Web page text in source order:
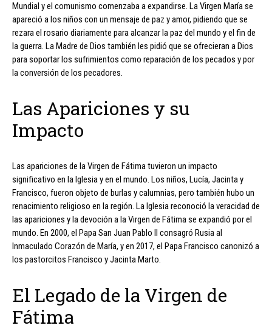
Mundial y el comunismo comenzaba a expandirse. La Virgen María se
apareció a los niños con un mensaje de paz y amor, pidiendo que se
rezara el rosario diariamente para alcanzar la paz del mundo y el fin de
la guerra. La Madre de Dios también les pidió que se ofrecieran a Dios
para soportar los sufrimientos como reparación de los pecados y por
la conversión de los pecadores.
Las Apariciones y su
Impacto
Las apariciones de la Virgen de Fátima tuvieron un impacto
significativo en la Iglesia y en el mundo. Los niños, Lucía, Jacinta y
Francisco, fueron objeto de burlas y calumnias, pero también hubo un
renacimiento religioso en la región. La Iglesia reconoció la veracidad de
las apariciones y la devoción a la Virgen de Fátima se expandió por el
mundo. En 2000, el Papa San Juan Pablo II consagró Rusia al
Inmaculado Corazón de María, y en 2017, el Papa Francisco canonizó a
los pastorcitos Francisco y Jacinta Marto.
El Legado de la Virgen de
Fátima